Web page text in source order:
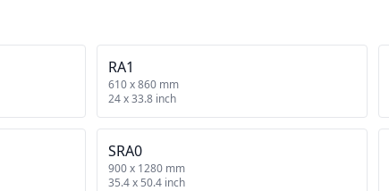
RA1
610 x 860 mm
24 x 33.8 inch
SRA0
900 x 1280 mm
35.4 x 50.4 inch